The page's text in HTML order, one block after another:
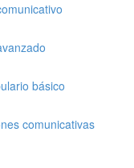
básico
comunicativas